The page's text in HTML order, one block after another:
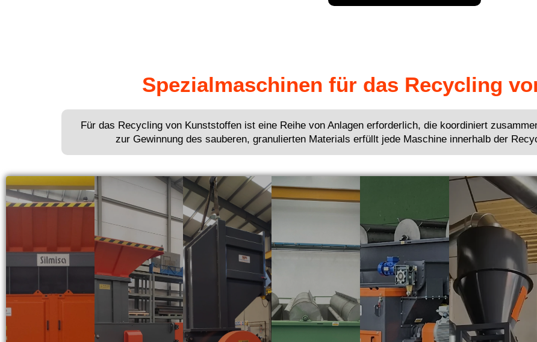
Spezialmaschinen für das Recycling
Für das Recycling von Kunststoffen ist eine Reihe von Anlagen erforderlich, die koordiniert
zur Gewinnung des sauberen, granulierten Materials erfüllt jede Maschine innerhalb der